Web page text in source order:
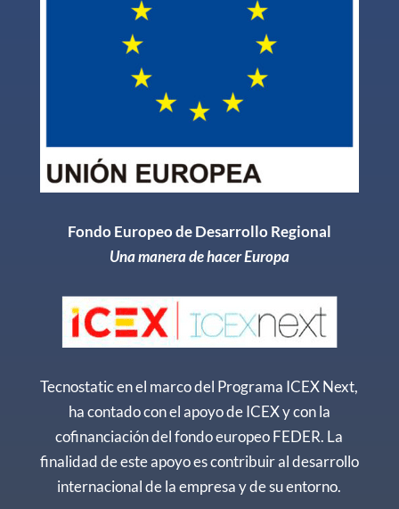
Fondo Europeo de Desarrollo Regional
Una manera de hacer Europa
Tecnostatic en el marco del Programa ICEX Next,
ha contado con el apoyo de ICEX y con la
cofinanciación del fondo europeo FEDER. La
finalidad de este apoyo es contribuir al desarrollo
internacional de la empresa y de su entorno.